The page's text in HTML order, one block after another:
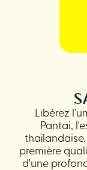
Libérez
Pantai,
première
d'une